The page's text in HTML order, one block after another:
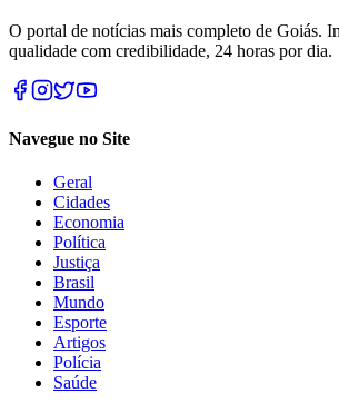
O portal de notícias mais completo de Goiás.
qualidade com credibilidade, 24 horas por dia.
Navegue no Site
Geral
Cidades
Economia
Política
Justiça
Brasil
Mundo
Esporte
Artigos
Polícia
Saúde